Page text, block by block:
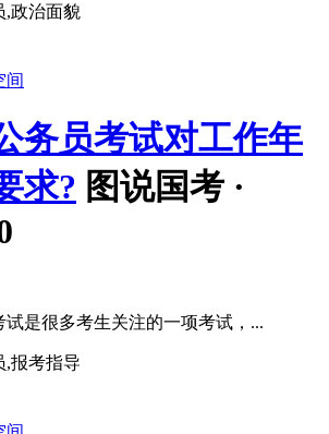
,政治面貌
间
务员考试对工作年
求? 图说国考 ·
试是很多考生关注的一项考试，...
,报考指导